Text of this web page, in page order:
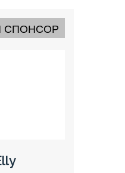
СПОНСОР